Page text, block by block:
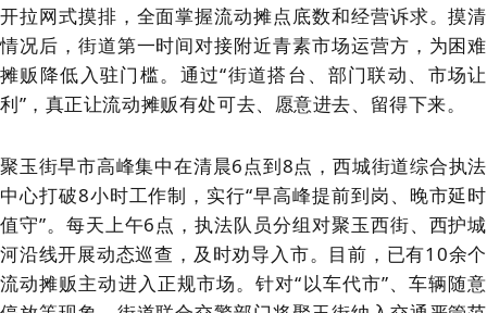
开拉网式摸排，全面掌握流动摊点底数和经营诉求。摸清
情况后，街道第一时间对接附近青素市场运营方，为困难
摊贩降低入驻门槛。通过“街道搭台、部门联动、市场让
利”，真正让流动摊贩有处可去、愿意进去、留得下来。
聚玉街早市高峰集中在清晨6点到8点，西城街道综合执法
中心打破8小时工作制，实行“早高峰提前到岗、晚市延时
值守”。每天上午6点，执法队员分组对聚玉西街、西护城
河沿线开展动态巡查，及时劝导入市。目前，已有10余个
流动摊贩主动进入正规市场。针对“以车代市”、车辆随意